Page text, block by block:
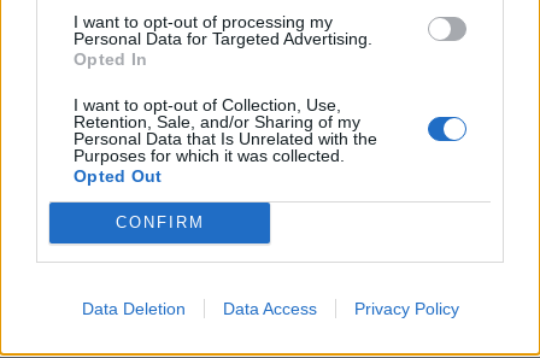
I want to opt-out of processing my
Personal Data for Targeted Advertising.
Opted In
I want to opt-out of Collection, Use,
Retention, Sale, and/or Sharing of my
Personal Data that Is Unrelated with the
Purposes for which it was collected.
Opted Out
CONFIRM
Data Deletion Data Access Privacy Policy
Το FIAT 500 Hybrid τώρα από 18.990 ευρώ
Στους Ντένβερ Νάγκετς ο Λόνι
Εθνική Νεανίδων: Στις 21:00
της Παρασκευής ο
προημιτελικός με τη Λιθουανία
Viohalco: Αυξημένος κατά 14% ο τζίρος στο α' εξάμηνο, στα 4,3 δισ.
ευρώ – Στα 446 εκατ. ευρώ τα EBITDA